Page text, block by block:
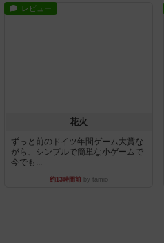
レビュー
花火
ずっと前のドイツ年間ゲーム大賞な
がら、シンプルで簡単な小ゲームで
今でも...
約13時間前by tamio